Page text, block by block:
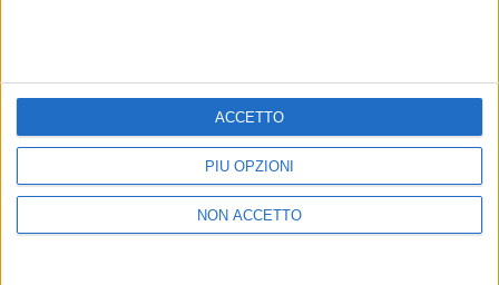
PIÙ OPZIONI
NON ACCETTO
ACCETTO
©2026RADIO ITALIA S.p.A. P.IVA 06832230152 | Tutti i diritti riservati. Per
le opere dell'ingegno contenute nel sito sono stati assolti gli obblighi